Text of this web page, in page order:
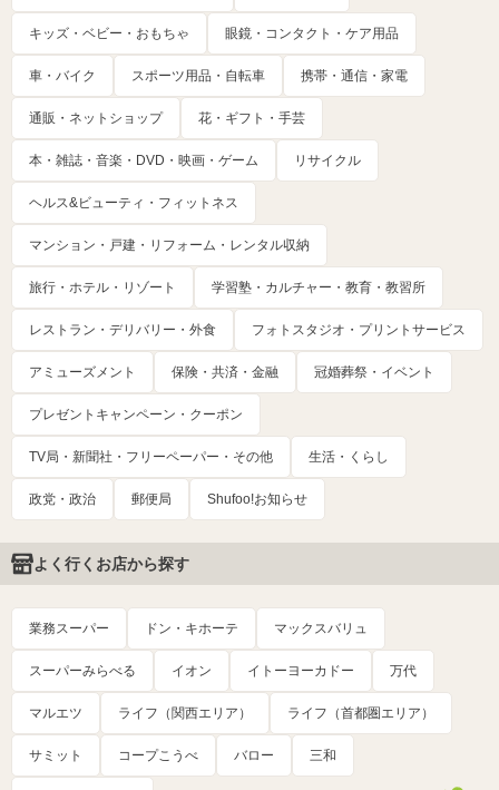
キッズ・ベビー・おもちゃ 眼鏡・コンタクト・ケア用品
車・バイク スポーツ用品・自転車 携帯・通信・家電
通販・ネットショップ 花・ギフト・手芸
本・雑誌・音楽・DVD・映画・ゲーム リサイクル
ヘルス&ビューティ・フィットネス
マンション・戸建・リフォーム・レンタル収納
旅行・ホテル・リゾート 学習塾・カルチャー・教育・教習所
レストラン・デリバリー・外食 フォトスタジオ・プリントサービス
アミューズメント 保険・共済・金融 冠婚葬祭・イベント
プレゼントキャンペーン・クーポン
TV局・新聞社・フリーペーパー・その他 生活・くらし
政党・政治 郵便局 Shufoo!お知らせ
よく行くお店から探す
業務スーパー ドン・キホーテ マックスバリュ
スーパーみらべる イオン イトーヨーカドー 万代
マルエツ ライフ（関西エリア） ライフ（首都圏エリア）
サミット コープこうべ バロー 三和